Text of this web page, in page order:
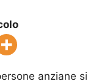
anziane si